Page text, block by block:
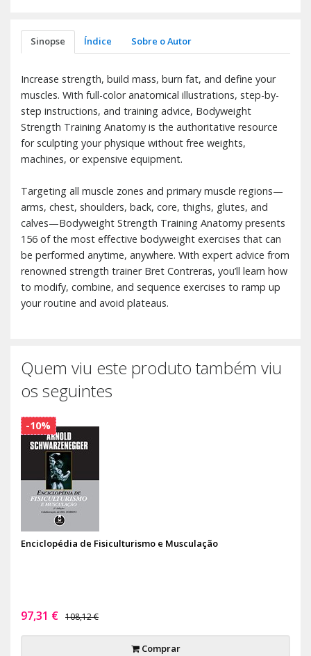
Sinopse Índice Sobre o Autor
Increase strength, build mass, burn fat, and define your
muscles. With full-color anatomical illustrations, step-by-
step instructions, and training advice, Bodyweight
Strength Training Anatomy is the authoritative resource
for sculpting your physique without free weights,
machines, or expensive equipment.
Targeting all muscle zones and primary muscle regions—
arms, chest, shoulders, back, core, thighs, glutes, and
calves—Bodyweight Strength Training Anatomy presents
156 of the most effective bodyweight exercises that can
be performed anytime, anywhere. With expert advice from
renowned strength trainer Bret Contreras, you’ll learn how
to modify, combine, and sequence exercises to ramp up
your routine and avoid plateaus.
Quem viu este produto também viu
os seguintes
Enciclopédia de Fisiculturismo e Musculação
97,31 € 108,12 €
Comprar
-10%